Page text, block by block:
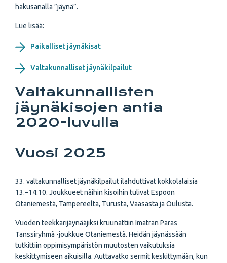
hakusanalla ”jäynä”.
Lue lisää:
Paikalliset jäynäkisat
Valtakunnalliset jäynäkilpailut
Valtakunnallisten
jäynäkisojen antia
2020-luvulla
Vuosi 2025
33. valtakunnalliset jäynäkilpailut ilahduttivat kokkolalaisia
13.–14.10. Joukkueet näihin kisoihin tulivat Espoon
Otaniemestä, Tampereelta, Turusta, Vaasasta ja Oulusta.
Vuoden teekkarijäynääjiksi kruunattiin Imatran Paras
Tanssiryhmä -joukkue Otaniemestä. Heidän jäynässään
tutkittiin oppimisympäristön muutosten vaikutuksia
keskittymiseen aikuisilla. Auttavatko sermit keskittymään, kun